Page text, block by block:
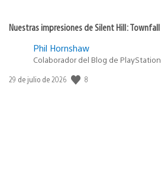
Nuestras impresiones de Silent Hill: Townfall
Phil Hornshaw
Colaborador del Blog de PlayStation
Fecha
29 de julio de 2026 8